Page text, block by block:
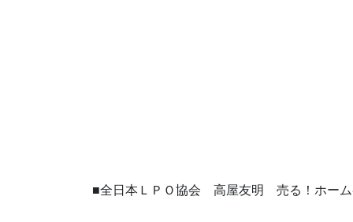
■全日本ＬＰＯ協会 高屋友明 売る！ホー